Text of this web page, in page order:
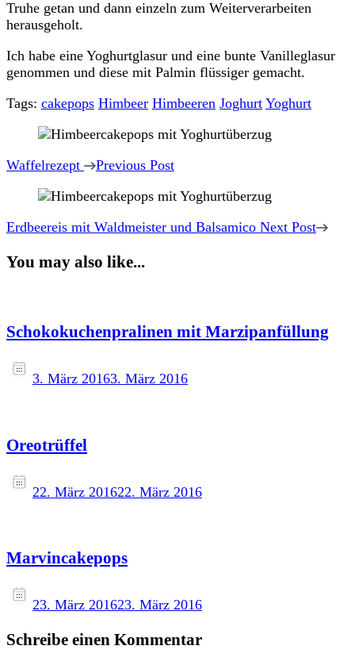
Truhe getan und dann einzeln zum Weiterverarbeiten
herausgeholt.
Ich habe eine Yoghurtglasur und eine bunte Vanilleglasur
genommen und diese mit Palmin flüssiger gemacht.
Tags: cakepops Himbeer Himbeeren Joghurt Yoghurt
Post
Navigation
Waffelrezept Previous Post
Erdbeereis mit Waldmeister und Balsamico Next Post
You may also like...
Schokokuchenpralinen mit Marzipanfüllung
3. März 20163. März 2016
Oreotrüffel
22. März 201622. März 2016
Marvincakepops
23. März 201623. März 2016
Schreibe einen Kommentar